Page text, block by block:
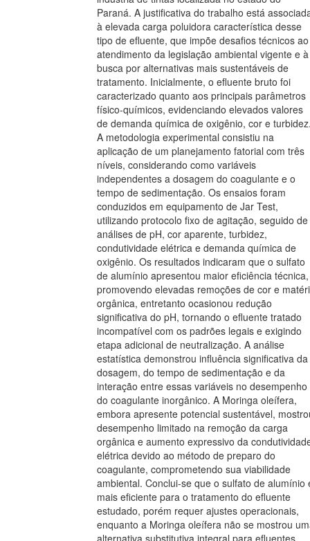
Paraná. A justificativa do trabalho está
à elevada carga poluidora característica desse
tipo de efluente, que impõe desafios técnicos ao
atendimento da legislação ambiental vigente e à
busca por alternativas mais sustentáveis de
tratamento. Inicialmente, o efluente bruto foi
caracterizado quanto aos principais parâmetros
físico-químicos, evidenciando elevados valores
de demanda química de oxigênio, cor e
A metodologia experimental consistiu na
aplicação de um planejamento fatorial com três
níveis, considerando como variáveis
independentes a dosagem do coagulante e o
tempo de sedimentação. Os ensaios foram
conduzidos em equipamento de Jar Test,
utilizando protocolo fixo de agitação, seguido de
análises de pH, cor aparente, turbidez,
condutividade elétrica e demanda química de
oxigênio. Os resultados indicaram que o sulfato
de alumínio apresentou maior eficiência técnica,
promovendo elevadas remoções de cor e
orgânica, entretanto ocasionou redução
significativa do pH, tornando o efluente tratado
incompatível com os padrões legais e exigindo
etapa adicional de neutralização. A análise
estatística demonstrou influência significativa da
dosagem, do tempo de sedimentação e da
interação entre essas variáveis no desempenho
do coagulante inorgânico. A Moringa oleífera,
embora apresente potencial sustentável,
desempenho limitado na remoção da carga
orgânica e aumento expressivo da
elétrica devido ao método de preparo do
coagulante, comprometendo sua viabilidade
ambiental. Conclui-se que o sulfato de alumínio
mais eficiente para o tratamento do efluente
estudado, porém requer ajustes operacionais,
enquanto a Moringa oleífera não se mostrou
alternativa substitutiva integral para efluentes